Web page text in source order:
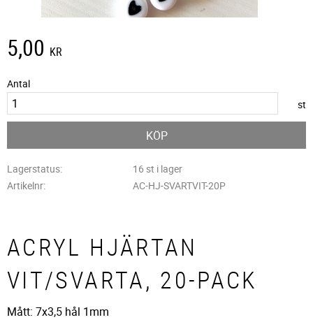
5,00 KR
Antal
st
KÖP
Lagerstatus
16 st i lager
Artikelnr
AC-HJ-SVARTVIT-20P
ACRYL HJÄRTAN
VIT/SVARTA, 20-PACK
Mått: 7x3,5 hål 1mm